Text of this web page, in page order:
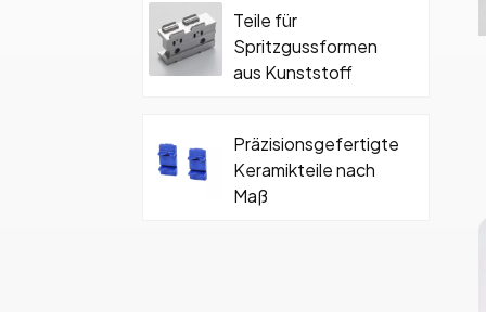
Teile für
Spritzgussformen
aus Kunststoff
Präzisionsgefertigte
Keramikteile nach
Maß